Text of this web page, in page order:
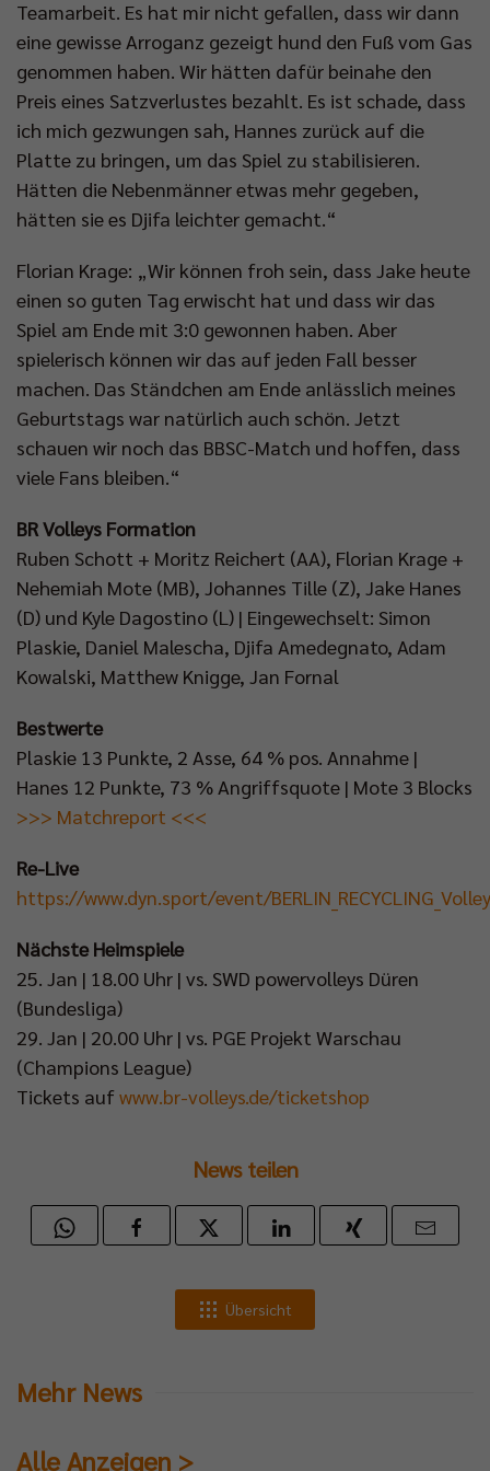
Teamarbeit. Es hat mir nicht gefallen, dass wir dann
eine gewisse Arroganz gezeigt hund den Fuß vom Gas
genommen haben. Wir hätten dafür beinahe den
Preis eines Satzverlustes bezahlt. Es ist schade, dass
ich mich gezwungen sah, Hannes zurück auf die
Platte zu bringen, um das Spiel zu stabilisieren.
Hätten die Nebenmänner etwas mehr gegeben,
hätten sie es Djifa leichter gemacht.“
Florian Krage: „Wir können froh sein, dass Jake heute
einen so guten Tag erwischt hat und dass wir das
Spiel am Ende mit 3:0 gewonnen haben. Aber
spielerisch können wir das auf jeden Fall besser
machen. Das Ständchen am Ende anlässlich meines
Geburtstags war natürlich auch schön. Jetzt
schauen wir noch das BBSC-Match und hoffen, dass
viele Fans bleiben.“
BR Volleys Formation
Ruben Schott + Moritz Reichert (AA), Florian Krage +
Nehemiah Mote (MB), Johannes Tille (Z), Jake Hanes
(D) und Kyle Dagostino (L) | Eingewechselt: Simon
Plaskie, Daniel Malescha, Djifa Amedegnato, Adam
Kowalski, Matthew Knigge, Jan Fornal
Bestwerte
Plaskie 13 Punkte, 2 Asse, 64 % pos. Annahme |
Hanes 12 Punkte, 73 % Angriffsquote | Mote 3 Blocks
>>> Matchreport <<<
Re-Live
https://www.dyn.sport/event/
Nächste Heimspiele
25. Jan | 18.00 Uhr | vs. SWD powervolleys Düren
(Bundesliga)
29. Jan | 20.00 Uhr | vs. PGE Projekt Warschau
(Champions League)
Tickets auf www.br-volleys.de/ticketshop
News teilen
Übersicht
Mehr News
Alle Anzeigen >